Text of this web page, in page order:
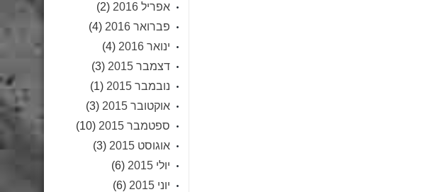
אפריל 2016
(2)
פברואר 2016
(4)
ינואר 2016
(4)
דצמבר 2015
(3)
נובמבר 2015
(1)
אוקטובר 2015
(3)
ספטמבר 2015
(10)
אוגוסט 2015
(3)
יולי 2015
(6)
יוני 2015
(6)